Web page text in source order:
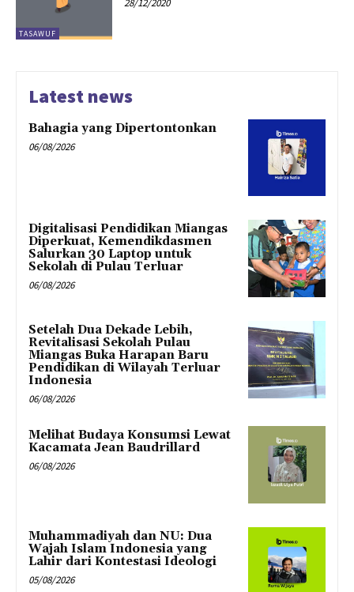
TASAWUF
28/12/2020
Latest news
Bahagia yang Dipertontonkan
06/08/2026
Digitalisasi Pendidikan Miangas
Diperkuat, Kemendikdasmen
Salurkan 30 Laptop untuk
Sekolah di Pulau Terluar
06/08/2026
Setelah Dua Dekade Lebih,
Revitalisasi Sekolah Pulau
Miangas Buka Harapan Baru
Pendidikan di Wilayah Terluar
Indonesia
06/08/2026
Melihat Budaya Konsumsi Lewat
Kacamata Jean Baudrillard
06/08/2026
Muhammadiyah dan NU: Dua
Wajah Islam Indonesia yang
Lahir dari Kontestasi Ideologi
05/08/2026